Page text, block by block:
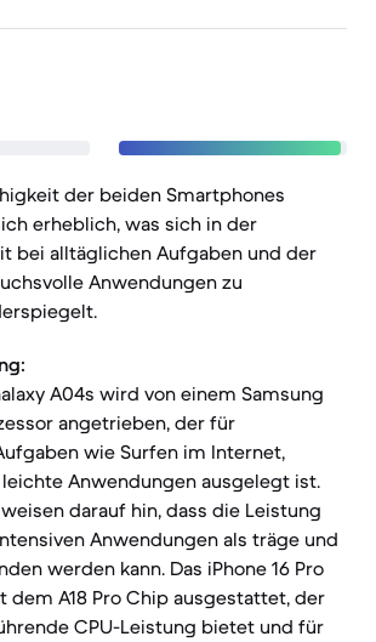
der beiden Smartphones
erheblich, was sich in der
bei alltäglichen Aufgaben und der
Anwendungen zu
A04s wird von einem Samsung
angetrieben, der für
wie Surfen im Internet,
Anwendungen ausgelegt ist.
darauf hin, dass die Leistung
Anwendungen als träge und
werden kann. Das iPhone 16 Pro
dem A18 Pro Chip ausgestattet, der
CPU-Leistung bietet und für